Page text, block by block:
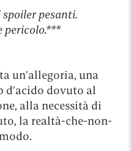
pesanti.
pericolo.***
un’allegoria, una
d’acido dovuto al
alla necessità di
la realtà-che-non-